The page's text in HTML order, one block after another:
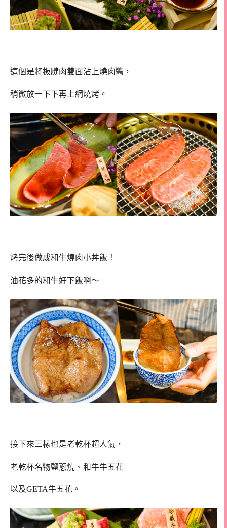
這個是將板腱肉雙面沾上燒肉醬，
稍微放一下下再上網燒烤。
烤完後做成和牛燒肉小丼飯！
油花多的和牛好下飯啊～
接下來三樣也是老乾杯超人氣，
老乾杯名物鹽蔥燒、和牛牛五花
以及GETA牛五花。